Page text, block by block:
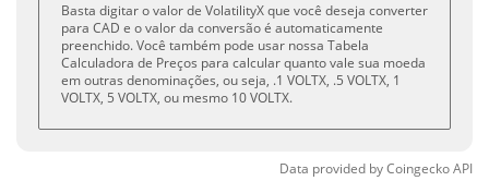
Basta digitar o valor de VolatilityX que você deseja converter
para CAD e o valor da conversão é automaticamente
preenchido. Você também pode usar nossa Tabela
Calculadora de Preços para calcular quanto vale sua moeda
em outras denominações, ou seja, .1 VOLTX, .5 VOLTX, 1
VOLTX, 5 VOLTX, ou mesmo 10 VOLTX.
Data provided byCoingeckoAPI